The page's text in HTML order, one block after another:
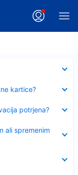
kartice?
potrjena?
ali spremenim